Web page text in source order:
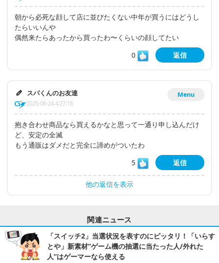
朝から必死な顔して店に並びたくない中年が買うにはどうし
たらいいんや
偶然来たらあったから買ったわ〜くらいの顔してたい
0
返信
Menu
スパくんのお友達
2025-06-24 4:27:16
抱き合わせ商品なら買えるかなと思って一通り申し込んだけ
ど、安定の全滅
もう通販はダメだと完全に諦めがついたわ
5
返信
他の返信を表示
関連ニュース
「スイッチ2」当選状況を表すのにピッタリ！「いらす
とや」新素材“ゲーム機の抽選に当たった人/外れた
人”はゲーマーなら使える